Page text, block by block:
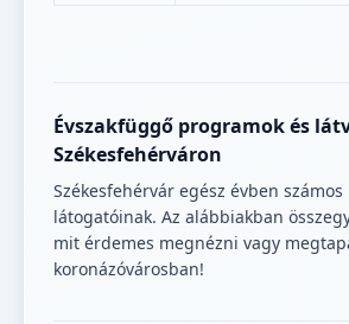
Évszakfüggő programok és
Székesfehérváron
Székesfehérvár egész évben
látogatóinak. Az alábbiakban
mit érdemes megnézni vagy
koronázóvárosban!